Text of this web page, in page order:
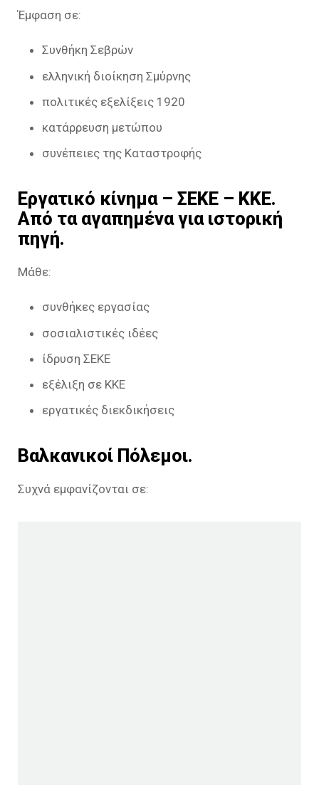
Έμφαση σε:
Συνθήκη Σεβρών
ελληνική διοίκηση Σμύρνης
πολιτικές εξελίξεις 1920
κατάρρευση μετώπου
συνέπειες της Καταστροφής
Εργατικό κίνημα – ΣΕΚΕ – ΚΚΕ.
Από τα αγαπημένα για ιστορική
πηγή.
Μάθε:
συνθήκες εργασίας
σοσιαλιστικές ιδέες
ίδρυση ΣΕΚΕ
εξέλιξη σε ΚΚΕ
εργατικές διεκδικήσεις
Βαλκανικοί Πόλεμοι.
Συχνά εμφανίζονται σε: